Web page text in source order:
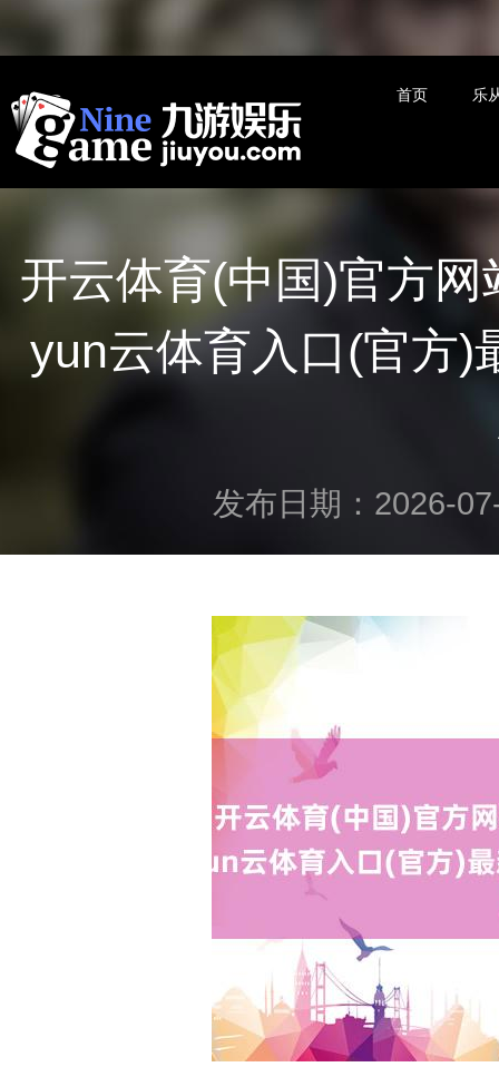
首页 乐
开云体育(中国)官方
yun云体育入口(官方)
发布日期：2026-